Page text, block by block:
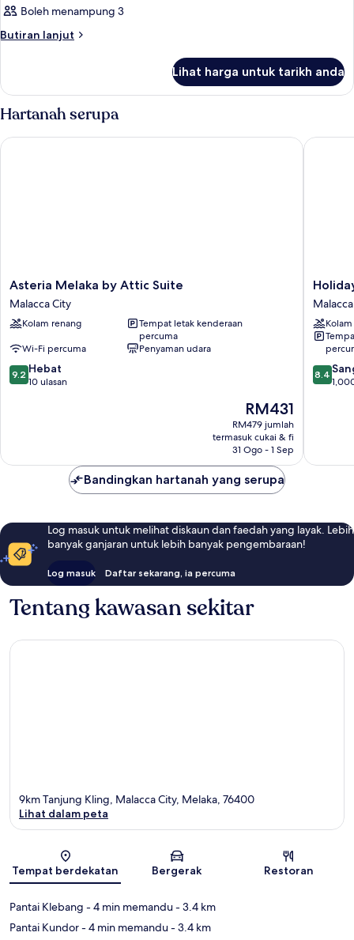
foto
untuk
Boleh menampung 3
Butiran lanjut
Butiran
Lihat harga untuk tarikh anda
Hartanah serupa
Asteria
Melaka
by
Attic
Malacca
City
Asteria Melaka by Attic Suite
Malacca City
Kolam renang
Tempat letak kenderaan
percuma
Wi-Fi percuma
Penyaman udara
9.2
daripada
9.2 Hebat
10 ulasan
Harga
ialah
RM431
RM431
RM479 jumlah
termasuk cukai & fi
31 Ogo - 1 Sep
Asteria Melaka by Attic Suite
Holiday
Inn
Melaka
by
IHG
Malacca
City
8.4
8.4
Holiday
Bandingkan hartanah yang serupa
Log masuk untuk melihat diskaun dan faedah yang layak. Lebih
banyak ganjaran untuk lebih banyak pengembaraan!
Log masuk Daftar sekarang, ia percuma
Tentang kawasan sekitar
Peta
9km Tanjung Kling, Malacca City, Melaka, 76400
Lihat dalam peta
Tempat berdekatan Bergerak Restoran
Pantai Klebang - 4 min memandu- 3.4 km
Pantai Kundor- 4 min memandu- 3.4 km